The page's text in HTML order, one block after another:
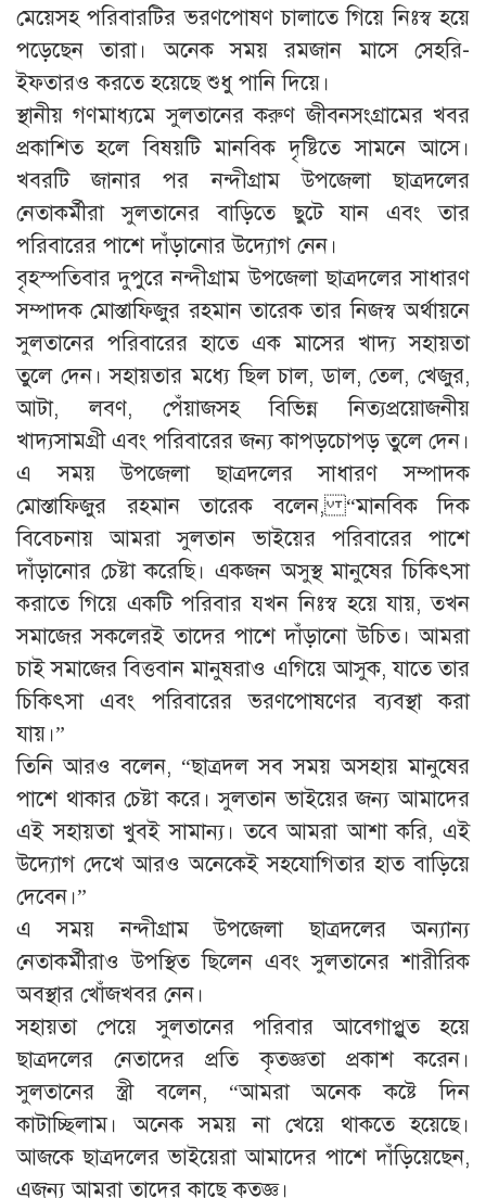
মেয়েসহ পরিবারটির ভরণপোষণ চালাতে গিয়ে নিঃস্ব হয়ে
পড়েছেন তারা। অনেক সময় রমজান মাসে সেহরি-
ইফতারও করতে হয়েছে শুধু পানি দিয়ে।
স্থানীয় গণমাধ্যমে সুলতানের করুণ জীবনসংগ্রামের খবর
প্রকাশিত হলে বিষয়টি মানবিক দৃষ্টিতে সামনে আসে।
খবরটি জানার পর নন্দীগ্রাম উপজেলা ছাত্রদলের
নেতাকর্মীরা সুলতানের বাড়িতে ছুটে যান এবং তার
পরিবারের পাশে দাঁড়ানোর উদ্যোগ নেন।
বৃহস্পতিবার দুপুরে নন্দীগ্রাম উপজেলা ছাত্রদলের সাধারণ
সম্পাদক মোস্তাফিজুর রহমান তারেক তার নিজস্ব অর্থায়নে
সুলতানের পরিবারের হাতে এক মাসের খাদ্য সহায়তা
তুলে দেন। সহায়তার মধ্যে ছিল চাল, ডাল, তেল, খেজুর,
আটা, লবণ, পেঁয়াজসহ বিভিন্ন নিত্যপ্রয়োজনীয়
খাদ্যসামগ্রী এবং পরিবারের জন্য কাপড়চোপড় তুলে দেন।
এ সময় উপজেলা ছাত্রদলের সাধারণ সম্পাদক
মোস্তাফিজুর রহমান তারেক বলেন, “মানবিক দিক
বিবেচনায় আমরা সুলতান ভাইয়ের পরিবারের পাশে
দাঁড়ানোর চেষ্টা করেছি। একজন অসুস্থ মানুষের চিকিৎসা
করাতে গিয়ে একটি পরিবার যখন নিঃস্ব হয়ে যায়, তখন
সমাজের সকলেরই তাদের পাশে দাঁড়ানো উচিত। আমরা
চাই সমাজের বিত্তবান মানুষরাও এগিয়ে আসুক, যাতে তার
চিকিৎসা এবং পরিবারের ভরণপোষণের ব্যবস্থা করা
যায়।”
তিনি আরও বলেন, “ছাত্রদল সব সময় অসহায় মানুষের
পাশে থাকার চেষ্টা করে। সুলতান ভাইয়ের জন্য আমাদের
এই সহায়তা খুবই সামান্য। তবে আমরা আশা করি, এই
উদ্যোগ দেখে আরও অনেকেই সহযোগিতার হাত বাড়িয়ে
দেবেন।”
এ সময় নন্দীগ্রাম উপজেলা ছাত্রদলের অন্যান্য
নেতাকর্মীরাও উপস্থিত ছিলেন এবং সুলতানের শারীরিক
অবস্থার খোঁজখবর নেন।
সহায়তা পেয়ে সুলতানের পরিবার আবেগাপ্লুত হয়ে
ছাত্রদলের নেতাদের প্রতি কৃতজ্ঞতা প্রকাশ করেন।
সুলতানের স্ত্রী বলেন, “আমরা অনেক কষ্টে দিন
কাটাচ্ছিলাম। অনেক সময় না খেয়ে থাকতে হয়েছে।
আজকে ছাত্রদলের ভাইয়েরা আমাদের পাশে দাঁড়িয়েছেন,
এজন্য আমরা তাদের কাছে কৃতজ্ঞ।